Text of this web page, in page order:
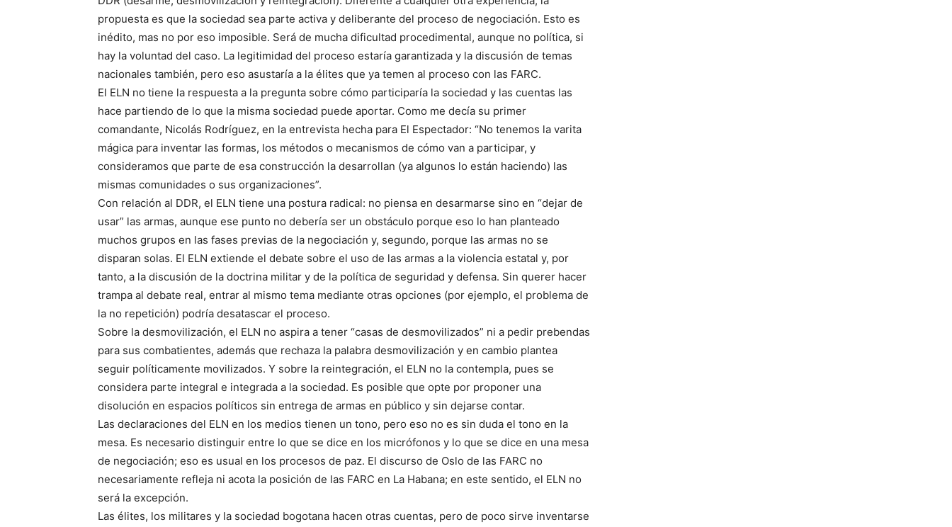
propuesta es que la sociedad sea parte activa y deliberante del proceso de negociación. Esto es
inédito, mas no por eso imposible. Será de mucha dificultad procedimental, aunque no política, si
hay la voluntad del caso. La legitimidad del proceso estaría garantizada y la discusión de temas
nacionales también, pero eso asustaría a la élites que ya temen al proceso con las FARC.
El ELN no tiene la respuesta a la pregunta sobre cómo participaría la sociedad y las cuentas las
hace partiendo de lo que la misma sociedad puede aportar. Como me decía su primer
comandante, Nicolás Rodríguez, en la entrevista hecha para El Espectador: “No tenemos la varita
mágica para inventar las formas, los métodos o mecanismos de cómo van a participar, y
consideramos que parte de esa construcción la desarrollan (ya algunos lo están haciendo) las
mismas comunidades o sus organizaciones”.
Con relación al DDR, el ELN tiene una postura radical: no piensa en desarmarse sino en “dejar de
usar” las armas, aunque ese punto no debería ser un obstáculo porque eso lo han planteado
muchos grupos en las fases previas de la negociación y, segundo, porque las armas no se
disparan solas. El ELN extiende el debate sobre el uso de las armas a la violencia estatal y, por
tanto, a la discusión de la doctrina militar y de la política de seguridad y defensa. Sin querer hacer
trampa al debate real, entrar al mismo tema mediante otras opciones (por ejemplo, el problema de
la no repetición) podría desatascar el proceso.
Sobre la desmovilización, el ELN no aspira a tener “casas de desmovilizados” ni a pedir prebendas
para sus combatientes, además que rechaza la palabra desmovilización y en cambio plantea
seguir políticamente movilizados. Y sobre la reintegración, el ELN no la contempla, pues se
considera parte integral e integrada a la sociedad. Es posible que opte por proponer una
disolución en espacios políticos sin entrega de armas en público y sin dejarse contar.
Las declaraciones del ELN en los medios tienen un tono, pero eso no es sin duda el tono en la
mesa. Es necesario distinguir entre lo que se dice en los micrófonos y lo que se dice en una mesa
de negociación; eso es usual en los procesos de paz. El discurso de Oslo de las FARC no
necesariamente refleja ni acota la posición de las FARC en La Habana; en este sentido, el ELN no
será la excepción.
Las élites, los militares y la sociedad bogotana hacen otras cuentas, pero de poco sirve inventarse